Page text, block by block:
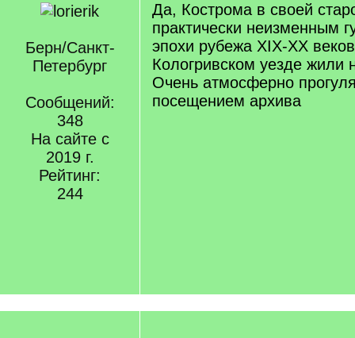
Берн/Санкт-
Петербург
Сообщений:
348
На сайте с
2019 г.
Рейтинг:
244
Да, Кострома в своей
практически неизменным
эпохи рубежа XIX-XX
Кологривском уезде жили
Очень атмосферно
посещением архива